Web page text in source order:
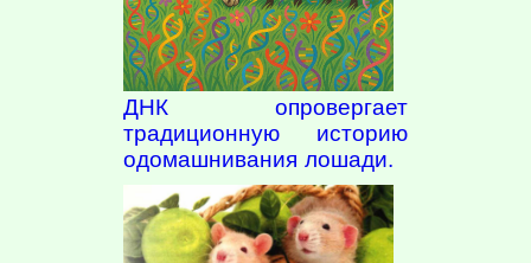
ДНК опровергает
традиционную историю
одомашнивания лошади.